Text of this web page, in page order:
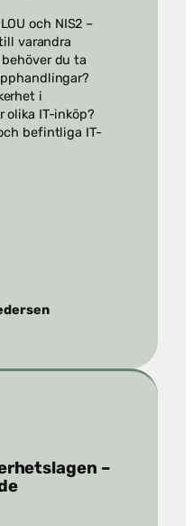
och NIS2 –
varandra
du ta
i
olika IT-inköp?
befintliga IT-
–